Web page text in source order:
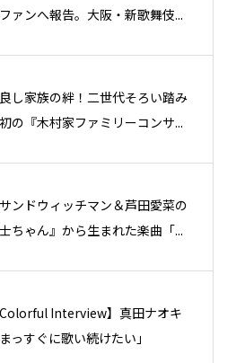
ァンへ報告。大阪・新歌舞伎...
し家族の絆！二世代そろい踏み
の『木村家ファミリーコンサ...
サンドウィッチマン＆芦田愛菜の
ちゃん』から生まれた楽曲「...
Colorful Interview】真田ナオキ
まっすぐに歌い続けたい」